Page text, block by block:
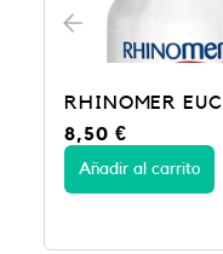
RHINOMER
8,50 €
Añadir al carrito